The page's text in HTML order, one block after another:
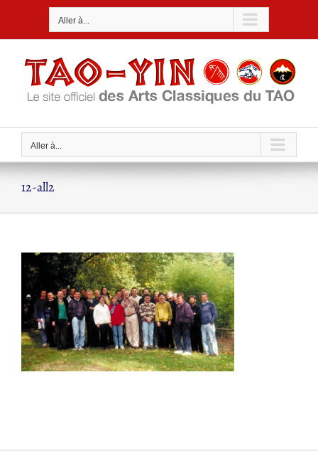
Aller à...
Aller à...
12-all2